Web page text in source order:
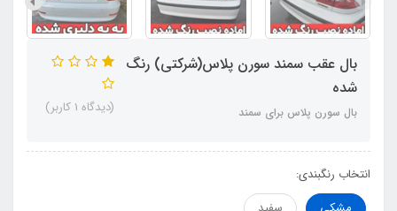
بال عقب سمند سورن پلاس(شرکتی) رنگ
شده
بال سورن پلاس برای سمند (دیدگاه 1 کاربر)
انتخاب رنگبندی: